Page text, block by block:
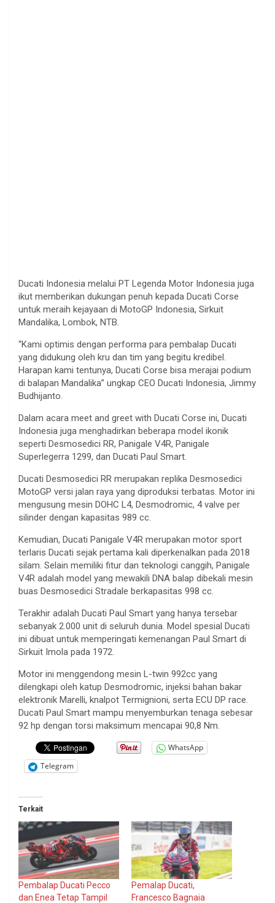
Ducati Indonesia melalui PT Legenda Motor Indonesia juga
ikut memberikan dukungan penuh kepada Ducati Corse
untuk meraih kejayaan di MotoGP Indonesia, Sirkuit
Mandalika, Lombok, NTB.
“Kami optimis dengan performa para pembalap Ducati
yang didukung oleh kru dan tim yang begitu kredibel.
Harapan kami tentunya, Ducati Corse bisa merajai podium
di balapan Mandalika” ungkap CEO Ducati Indonesia, Jimmy
Budhijanto.
Dalam acara meet and greet with Ducati Corse ini, Ducati
Indonesia juga menghadirkan beberapa model ikonik
seperti Desmosedici RR, Panigale V4R, Panigale
Superlegerra 1299, dan Ducati Paul Smart.
Ducati Desmosedici RR merupakan replika Desmosedici
MotoGP versi jalan raya yang diproduksi terbatas. Motor ini
mengusung mesin DOHC L4, Desmodromic, 4 valve per
silinder dengan kapasitas 989 cc.
Kemudian, Ducati Panigale V4R merupakan motor sport
terlaris Ducati sejak pertama kali diperkenalkan pada 2018
silam. Selain memiliki fitur dan teknologi canggih, Panigale
V4R adalah model yang mewakili DNA balap dibekali mesin
buas Desmosedici Stradale berkapasitas 998 cc.
Terakhir adalah Ducati Paul Smart yang hanya tersebar
sebanyak 2.000 unit di seluruh dunia. Model spesial Ducati
ini dibuat untuk memperingati kemenangan Paul Smart di
Sirkuit Imola pada 1972.
Motor ini menggendong mesin L-twin 992cc yang
dilengkapi oleh katup Desmodromic, injeksi bahan bakar
elektronik Marelli, knalpot Termignioni, serta ECU DP race.
Ducati Paul Smart mampu menyemburkan tenaga sebesar
92 hp dengan torsi maksimum mencapai 90,8 Nm.
WhatsApp
Telegram
Terkait
Pembalap Ducati Pecco
dan Enea Tetap Tampil
Pemalap Ducati,
Francesco Bagnaia